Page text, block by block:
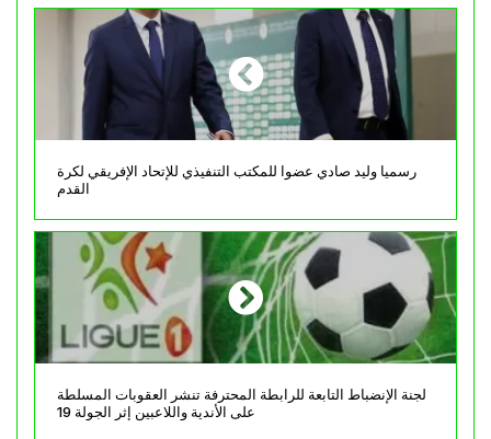
رسميا وليد صادي عضوا للمكتب التنفيذي للإتحاد الإفريقي لكرة
القدم
لجنة الإنضباط التابعة للرابطة المحترفة تنشر العقوبات المسلطة
على الأندية واللاعبين إثر الجولة 19